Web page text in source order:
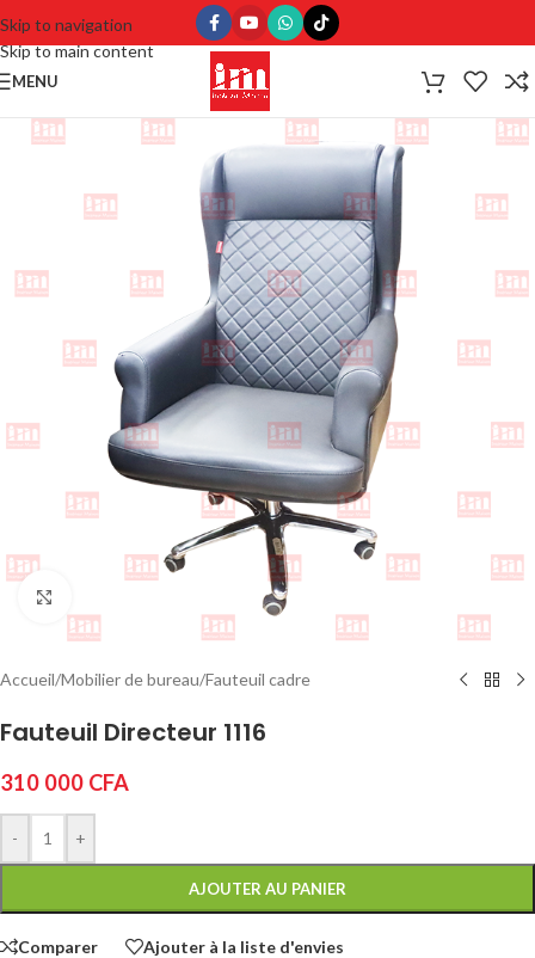
Skip to navigation
Skip to main content
MENU
Accueil/Mobilier de bureau/Fauteuil cadre
Fauteuil Directeur 1116
310 000 CFA
- +
AJOUTER AU PANIER
Comparer Ajouter à la liste d'envies